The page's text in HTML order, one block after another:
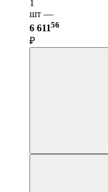
1
шт —
6 61156
₽